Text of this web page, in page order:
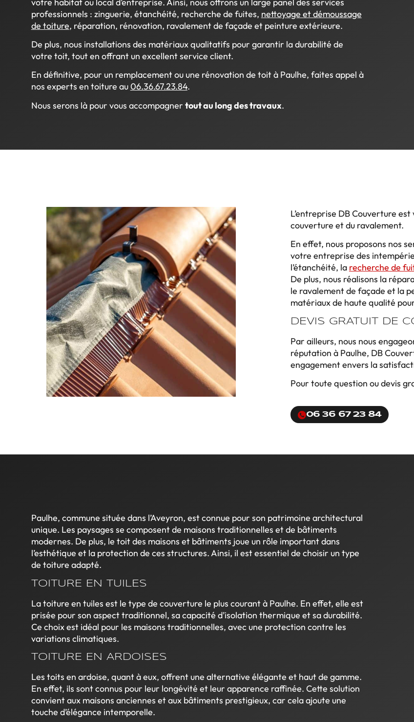
professionnels : zinguerie, étanchéité, recherche de fuites, nettoyage et démoussage
de toiture, réparation, rénovation, ravalement de façade et peinture extérieure.
De plus, nous installations des matériaux qualitatifs pour garantir la durabilité de
votre toit, tout en offrant un excellent service client.
En définitive, pour un remplacement ou une rénovation de toit à Paulhe, faites appel à
nos experts en toiture au06.36.67.23.84.
Nous serons là pour vous accompagner tout au long des travaux.
L’entreprise DB Couverture
couverture et du ravalement.
En effet, nous proposons nos
votre entreprise des
l’étanchéité, la recherche de
De plus, nous réalisons la
le ravalement de façade et la
matériaux de haute qualité
DEVIS GRATUIT DE
Par ailleurs, nous nous
réputation à Paulhe, DB
engagement envers la
Pour toute question ou devis
06 36 67 23 84
Paulhe, commune située dans l’Aveyron, est connue pour son patrimoine architectural
unique. Les paysages se composent de maisons traditionnelles et de bâtiments
modernes. De plus, le toit des maisons et bâtiments joue un rôle important dans
l’esthétique et la protection de ces structures. Ainsi, il est essentiel de choisir un type
de toiture adapté.
TOITURE EN TUILES
La toiture en tuiles est le type de couverture le plus courant à Paulhe. En effet, elle est
prisée pour son aspect traditionnel, sa capacité d’isolation thermique et sa durabilité.
Ce choix est idéal pour les maisons traditionnelles, avec une protection contre les
variations climatiques.
TOITURE EN ARDOISES
Les toits en ardoise, quant à eux, offrent une alternative élégante et haut de gamme.
En effet, ils sont connus pour leur longévité et leur apparence raffinée. Cette solution
convient aux maisons anciennes et aux bâtiments prestigieux, car cela ajoute une
touche d’élégance intemporelle.